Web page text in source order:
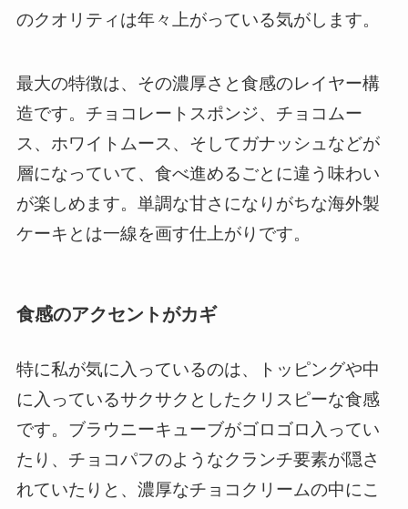
のクオリティは年々上がっている気がします。
最大の特徴は、その濃厚さと食感のレイヤー構
造です。チョコレートスポンジ、チョコムー
ス、ホワイトムース、そしてガナッシュなどが
層になっていて、食べ進めるごとに違う味わい
が楽しめます。単調な甘さになりがちな海外製
ケーキとは一線を画す仕上がりです。
食感のアクセントがカギ
特に私が気に入っているのは、トッピングや中
に入っているサクサクとしたクリスピーな食感
です。ブラウニーキューブがゴロゴロ入ってい
たり、チョコパフのようなクランチ要素が隠さ
れていたりと、濃厚なチョコクリームの中にこ